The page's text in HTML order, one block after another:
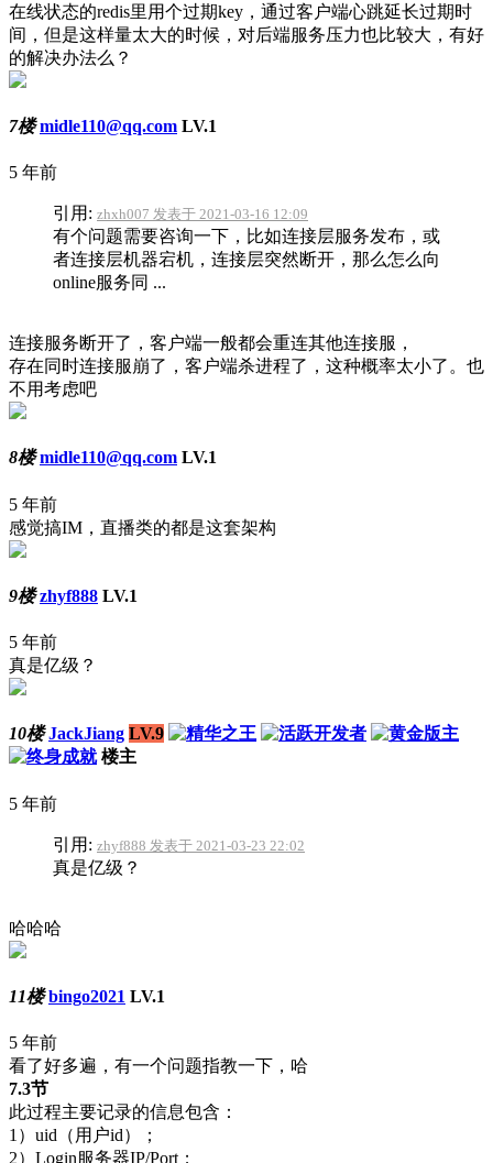
在线状态的redis里用个过期key，通过客户端心跳延长过期时
间，但是这样量太大的时候，对后端服务压力也比较大，有好
的解决办法么？
7楼 midle110@qq.com LV.1
5 年前
引用: zhxh007 发表于 2021-03-16 12:09
有个问题需要咨询一下，比如连接层服务发布，或
者连接层机器宕机，连接层突然断开，那么怎么向
online服务同 ...
连接服务断开了，客户端一般都会重连其他连接服，
存在同时连接服崩了，客户端杀进程了，这种概率太小了。也
不用考虑吧
8楼 midle110@qq.com LV.1
5 年前
感觉搞IM，直播类的都是这套架构
9楼 zhyf888 LV.1
5 年前
真是亿级？
10楼 JackJiang LV.9
楼主
5 年前
引用: zhyf888 发表于 2021-03-23 22:02
真是亿级？
哈哈哈
11楼 bingo2021 LV.1
5 年前
看了好多遍，有一个问题指教一下，哈
7.3节
此过程主要记录的信息包含：
1）uid（用户id）；
2）Login服务器IP/Port；